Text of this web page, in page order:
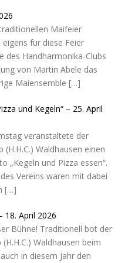
Maifeier
für diese Feier
des Handharmonika-Clubs
von Martin Abele das
Maiensemble […]
und Kegeln“ – 25. April
veranstaltete der
(H.H.C.) Waldhausen einen
„Kegeln und Pizza essen“.
Vereins waren mit dabei
[…]
18. April 2026
Bühne! Traditionell bot der
Waldhausen beim
in diesem Jahr den